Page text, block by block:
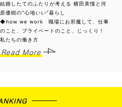
結婚したてのふたりが考える 横田美憧と河
原優樹の“心地いい”暮らし
◆how we work 職場にお邪魔して、仕事
のこと、プライベートのこと、じっくり！
私たちの働き方
Read More